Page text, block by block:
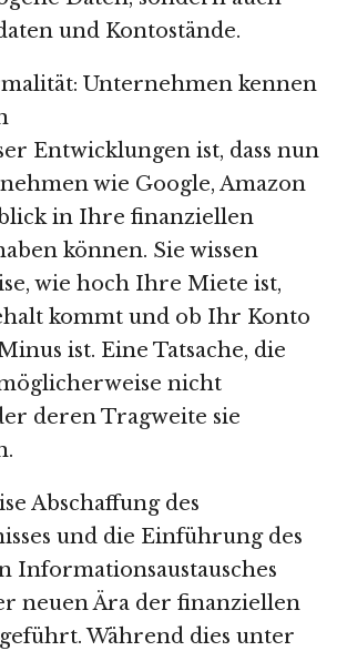
und Kontostände.
Unternehmen kennen
Entwicklungen ist, dass nun
wie Google, Amazon
in Ihre finanziellen
können. Sie wissen
wie hoch Ihre Miete ist,
kommt und ob Ihr Konto
ist. Eine Tatsache, die
nicht
deren Tragweite sie
Abschaffung des
und die Einführung des
Informationsaustausches
neuen Ära der finanziellen
Während dies unter